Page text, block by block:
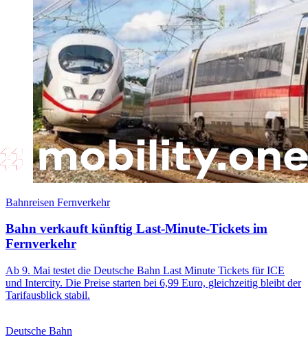
Bahnreisen Fernverkehr
Bahn verkauft künftig Last-Minute-Tickets im
Fernverkehr
Ab 9. Mai testet die Deutsche Bahn Last Minute Tickets für ICE
und Intercity. Die Preise starten bei 6,99 Euro, gleichzeitig bleibt der
Tarifausblick stabil.
Deutsche Bahn